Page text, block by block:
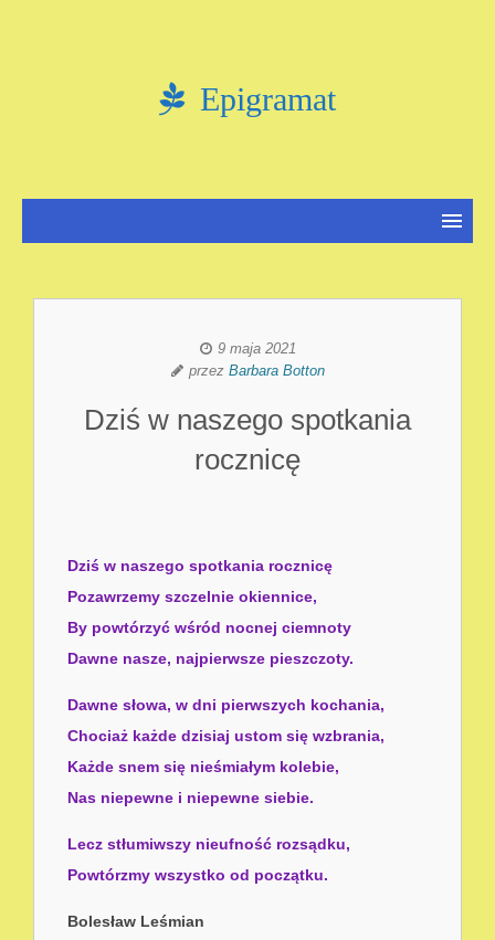
Epigramat
9 maja 2021
przez Barbara Botton
Dziś w naszego spotkania
rocznicę
Dziś w naszego spotkania rocznicę
Pozawrzemy szczelnie okiennice,
By powtórzyć wśród nocnej ciemnoty
Dawne nasze, najpierwsze pieszczoty.
Dawne słowa, w dni pierwszych kochania,
Chociaż każde dzisiaj ustom się wzbrania,
Każde snem się nieśmiałym kolebie,
Nas niepewne i niepewne siebie.
Lecz stłumiwszy nieufność rozsądku,
Powtórzmy wszystko od początku.
Bolesław Leśmian